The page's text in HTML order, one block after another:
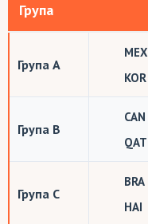
Група
Група A
MEX
KOR
Група B
CAN
QAT
Група C
BRA
HAI